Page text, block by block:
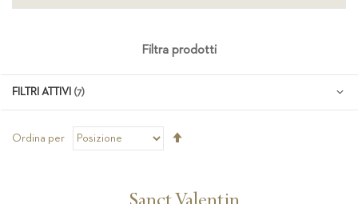
Ordina per
Filtra prodotti
FILTRI ATTIVI